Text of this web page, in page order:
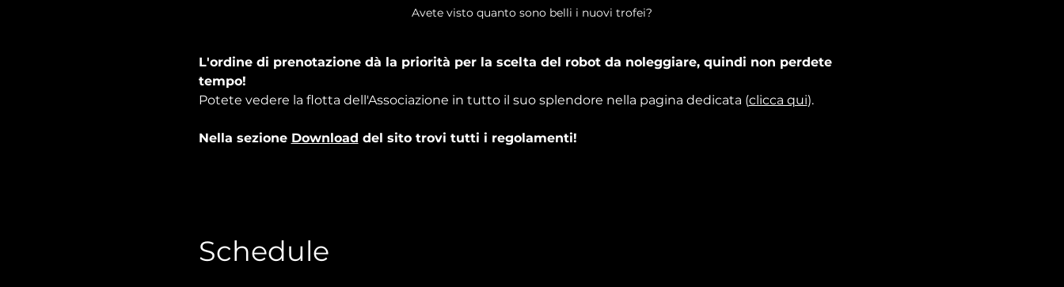
Avete visto quanto sono belli i nuovi trofei?
L'ordine di prenotazione dà la priorità per la scelta del robot da noleggiare, quindi non perdete
tempo!
Potete vedere la flotta dell'Associazione in tutto il suo splendore nella pagina dedicata (clicca qui).
Nella sezione Download del sito trovi tutti i regolamenti!
Schedule